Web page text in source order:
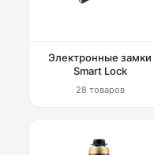
Электронные замки
Smart Lock
28 товаров